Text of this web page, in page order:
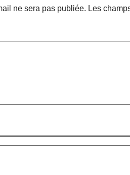
ne sera pas publiée. Les